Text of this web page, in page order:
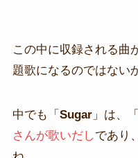
この中に収録される曲
題歌になるのではない
中でも「 Sugar」は、
さんが歌いだしであり、